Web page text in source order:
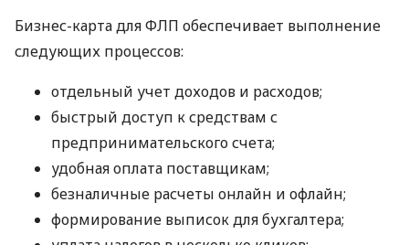
Бизнес-карта для ФЛП обеспечивает выполнение
следующих процессов:
отдельный учет доходов и расходов;
быстрый доступ к средствам с
предпринимательского счета;
удобная оплата поставщикам;
безналичные расчеты онлайн и офлайн;
формирование выписок для бухгалтера;